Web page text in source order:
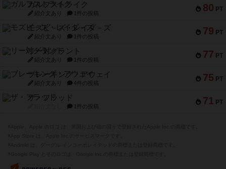
80 PT
ガルフストライク
紹介文あり 1件の投稿
79 PT
モズビ－ズ・レイダ－ズ
紹介文あり 1件の投稿
77 PT
リー対グラント
紹介文あり 1件の投稿
75 PT
ブレーキング・アウェイ
紹介文あり 4件の投稿
71 PT
ザ・フラッド
1件の投稿